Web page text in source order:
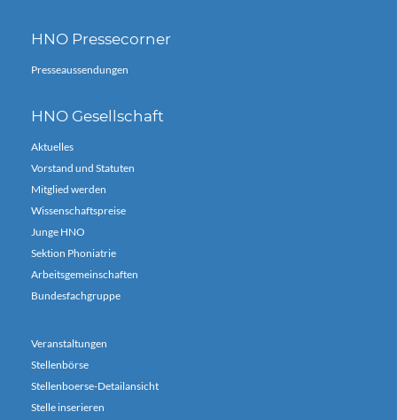
HNO Pressecorner
Presseaussendungen
HNO Gesellschaft
Aktuelles
Vorstand und Statuten
Mitglied werden
Wissenschaftspreise
Junge HNO
Sektion Phoniatrie
Arbeitsgemeinschaften
Bundesfachgruppe
Veranstaltungen
Stellenbörse
Stellenboerse-Detailansicht
Stelle inserieren